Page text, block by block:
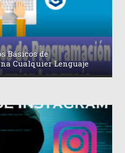
Básicos de
Cualquier Lenguaje